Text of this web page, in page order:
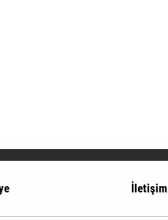
İletişim